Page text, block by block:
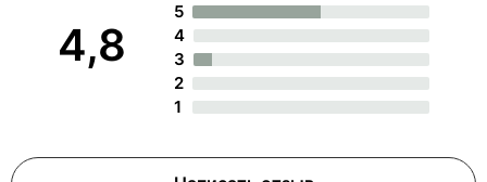
4,8
5
4
3
2
1